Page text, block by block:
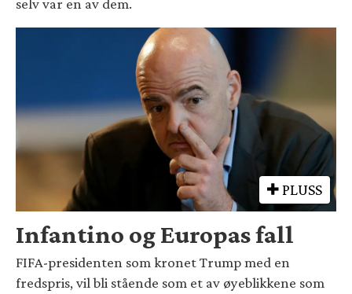
PLUSS
Infantino og Europas fall
FIFA-presidenten som kronet Trump med en
fredspris, vil bli stående som et av øyeblikkene som